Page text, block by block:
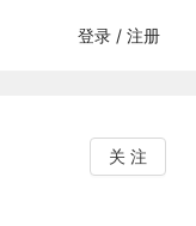
登录 / 注册
关 注